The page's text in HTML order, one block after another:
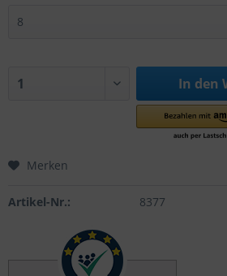
In den
Merken
Artikel-Nr.: 8377